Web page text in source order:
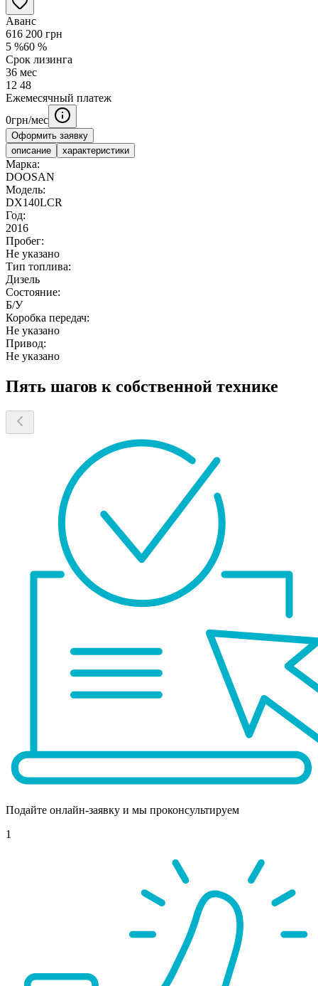
Аванс
616 200 грн
5 %60 %
Срок лизинга
36 мес
12 48
Ежемесячный платеж
0грн/мес
Оформить заявку
описание
характеристики
Марка:
DOOSAN
Модель:
DX140LCR
Год:
2016
Пробег:
Не указано
Тип топлива:
Дизель
Состояние:
Б/У
Коробка передач:
Не указано
Привод:
Не указано
Пять шагов к собственной технике
Подайте онлайн-заявку и мы проконсультируем
1